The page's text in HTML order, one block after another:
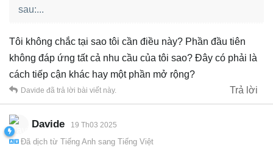
sau:...
Tôi không chắc tại sao tôi cần điều này? Phần đầu tiên
không đáp ứng tất cả nhu cầu của tôi sao? Đây có phải là
cách tiếp cận khác hay một phần mở rộng?
Trả lời
Davide đã trả lời bài viết này.
Davide 19 Th03 2025
Đã dịch từ Tiếng Anh sang Tiếng Việt